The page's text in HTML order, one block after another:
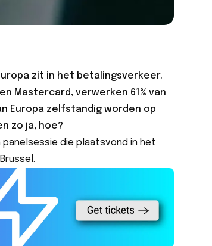
zit in het betalingsverkeer.
Mastercard, verwerken 61% van
Europa zelfstandig worden op
zo ja, hoe?
die plaatsvond in het